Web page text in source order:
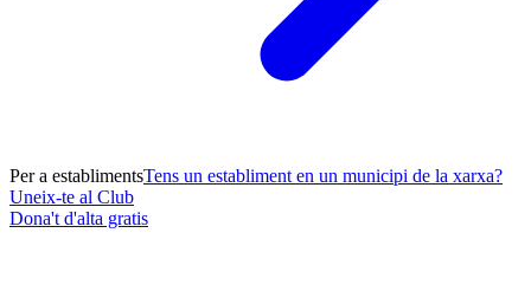
Per a establimentsTens un establiment en un municipi de la xarxa?
Uneix-te al Club
Dona't d'alta gratis